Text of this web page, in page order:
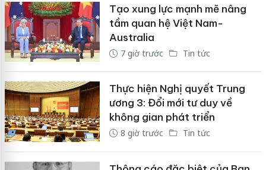
Tạo xung lực mạnh mẽ nâng
tầm quan hệ Việt Nam-
Australia
7 giờ trước Tin tức
Thực hiện Nghị quyết Trung
ương 3: Đổi mới tư duy về
không gian phát triển
8 giờ trước Tin tức